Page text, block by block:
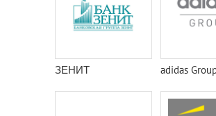
ЗЕНИТ adidas